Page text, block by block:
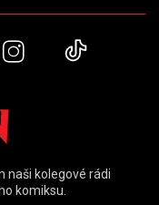
Instagram
naši kolegové rádi
komiksu.